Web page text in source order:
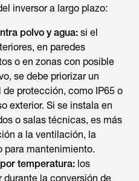
inversor a largo plazo:
polvo y agua: si el
en paredes
o en zonas con posible
se debe priorizar un
protección, como IP65 o
exterior. Si se instala en
o salas técnicas, es más
a la ventilación, la
para mantenimiento.
temperatura: los
durante la conversión de